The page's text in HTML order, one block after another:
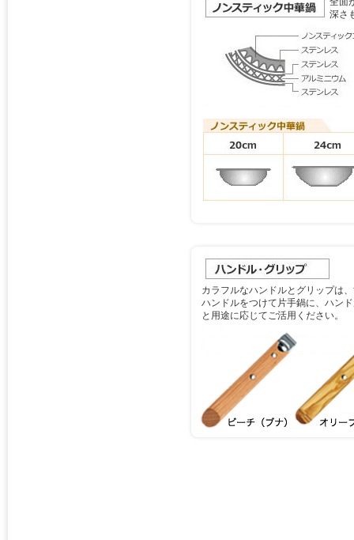
深さ
カラフルなハンドルとグリップは
ハンドルをつけて片手鍋に、ハン
と用途に応じてご活用ください。